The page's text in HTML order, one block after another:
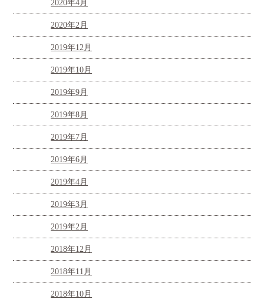
2020年4月
2020年2月
2019年12月
2019年10月
2019年9月
2019年8月
2019年7月
2019年6月
2019年4月
2019年3月
2019年2月
2018年12月
2018年11月
2018年10月